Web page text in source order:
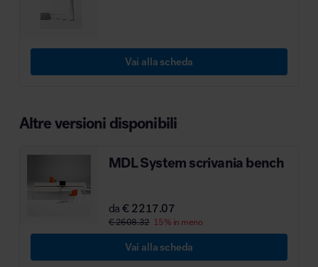
Vai alla scheda
Altre versioni disponibili
MDL System scrivania bench
da€ 2217.07
€ 2608.32 15% in meno
Vai alla scheda